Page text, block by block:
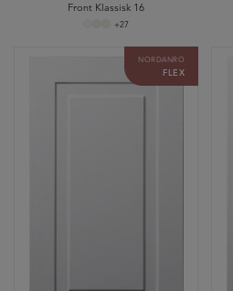
Front Klassisk 16
+27
NORDANRO
FLEX